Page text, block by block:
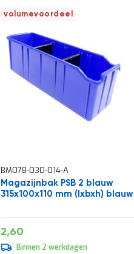
volumevoordeel
BM078-030-014-A
Magazijnbak PSB 2 blauw
315x100x110 mm (lxbxh) blauw
Speciale
prijs
2,60
Binnen 2 werkdagen